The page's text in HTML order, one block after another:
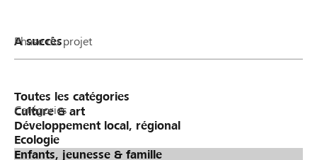
Phase du projet
Catégories